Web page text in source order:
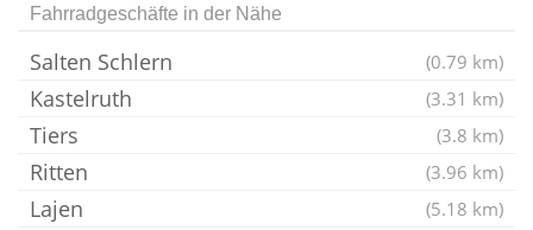
Fahrradgeschäfte in der Nähe
Salten Schlern (0.79 km)
Kastelruth (3.31 km)
Tiers (3.8 km)
Ritten (3.96 km)
Lajen (5.18 km)